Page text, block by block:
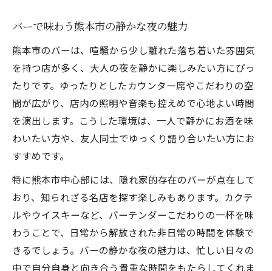
熊本バー女子にも人気の一人飲み体験談
相席やカウンターが魅力の熊本市バーガイ
ド
一人で楽しめる熊本バー選びのポイント
雰囲気重視で選ぶ熊本市のバー空間
熊本市バーの雰囲気と空間作りのこだわり
おしゃれで落ち着く熊本バー空間の特徴
隠れ家感あふれる熊本市バーの魅力を紹介
熊本バーランキング上位の空間とは
落ち着いた時間を楽しむためのバー活用術
熊本市のバーで過ごす落ち着いた時間の秘
訣
バーで味わう熊本市の静かな夜の魅力
熊本市のバーは、喧騒から少し離れた落ち着いた雰囲気
を持つ店が多く、大人の夜を静かに楽しみたい方にぴっ
たりです。ゆったりとしたカウンター席やこだわりの空
間が広がり、店内の照明や音楽も控えめで心地よい時間
を演出します。こうした環境は、一人で静かにお酒を味
わいたい方や、友人同士でゆっくり語り合いたい方にお
すすめです。
特に熊本市中心部には、隠れ家的存在のバーが点在して
おり、知られざる名店を探す楽しみもあります。カクテ
ルやウイスキーなど、バーテンダーこだわりの一杯を味
わうことで、日常から解放された非日常の時間を体験で
きるでしょう。バーの静かな夜の魅力は、忙しい日々の
中で自分自身と向き合う貴重な時間をもたらしてくれま